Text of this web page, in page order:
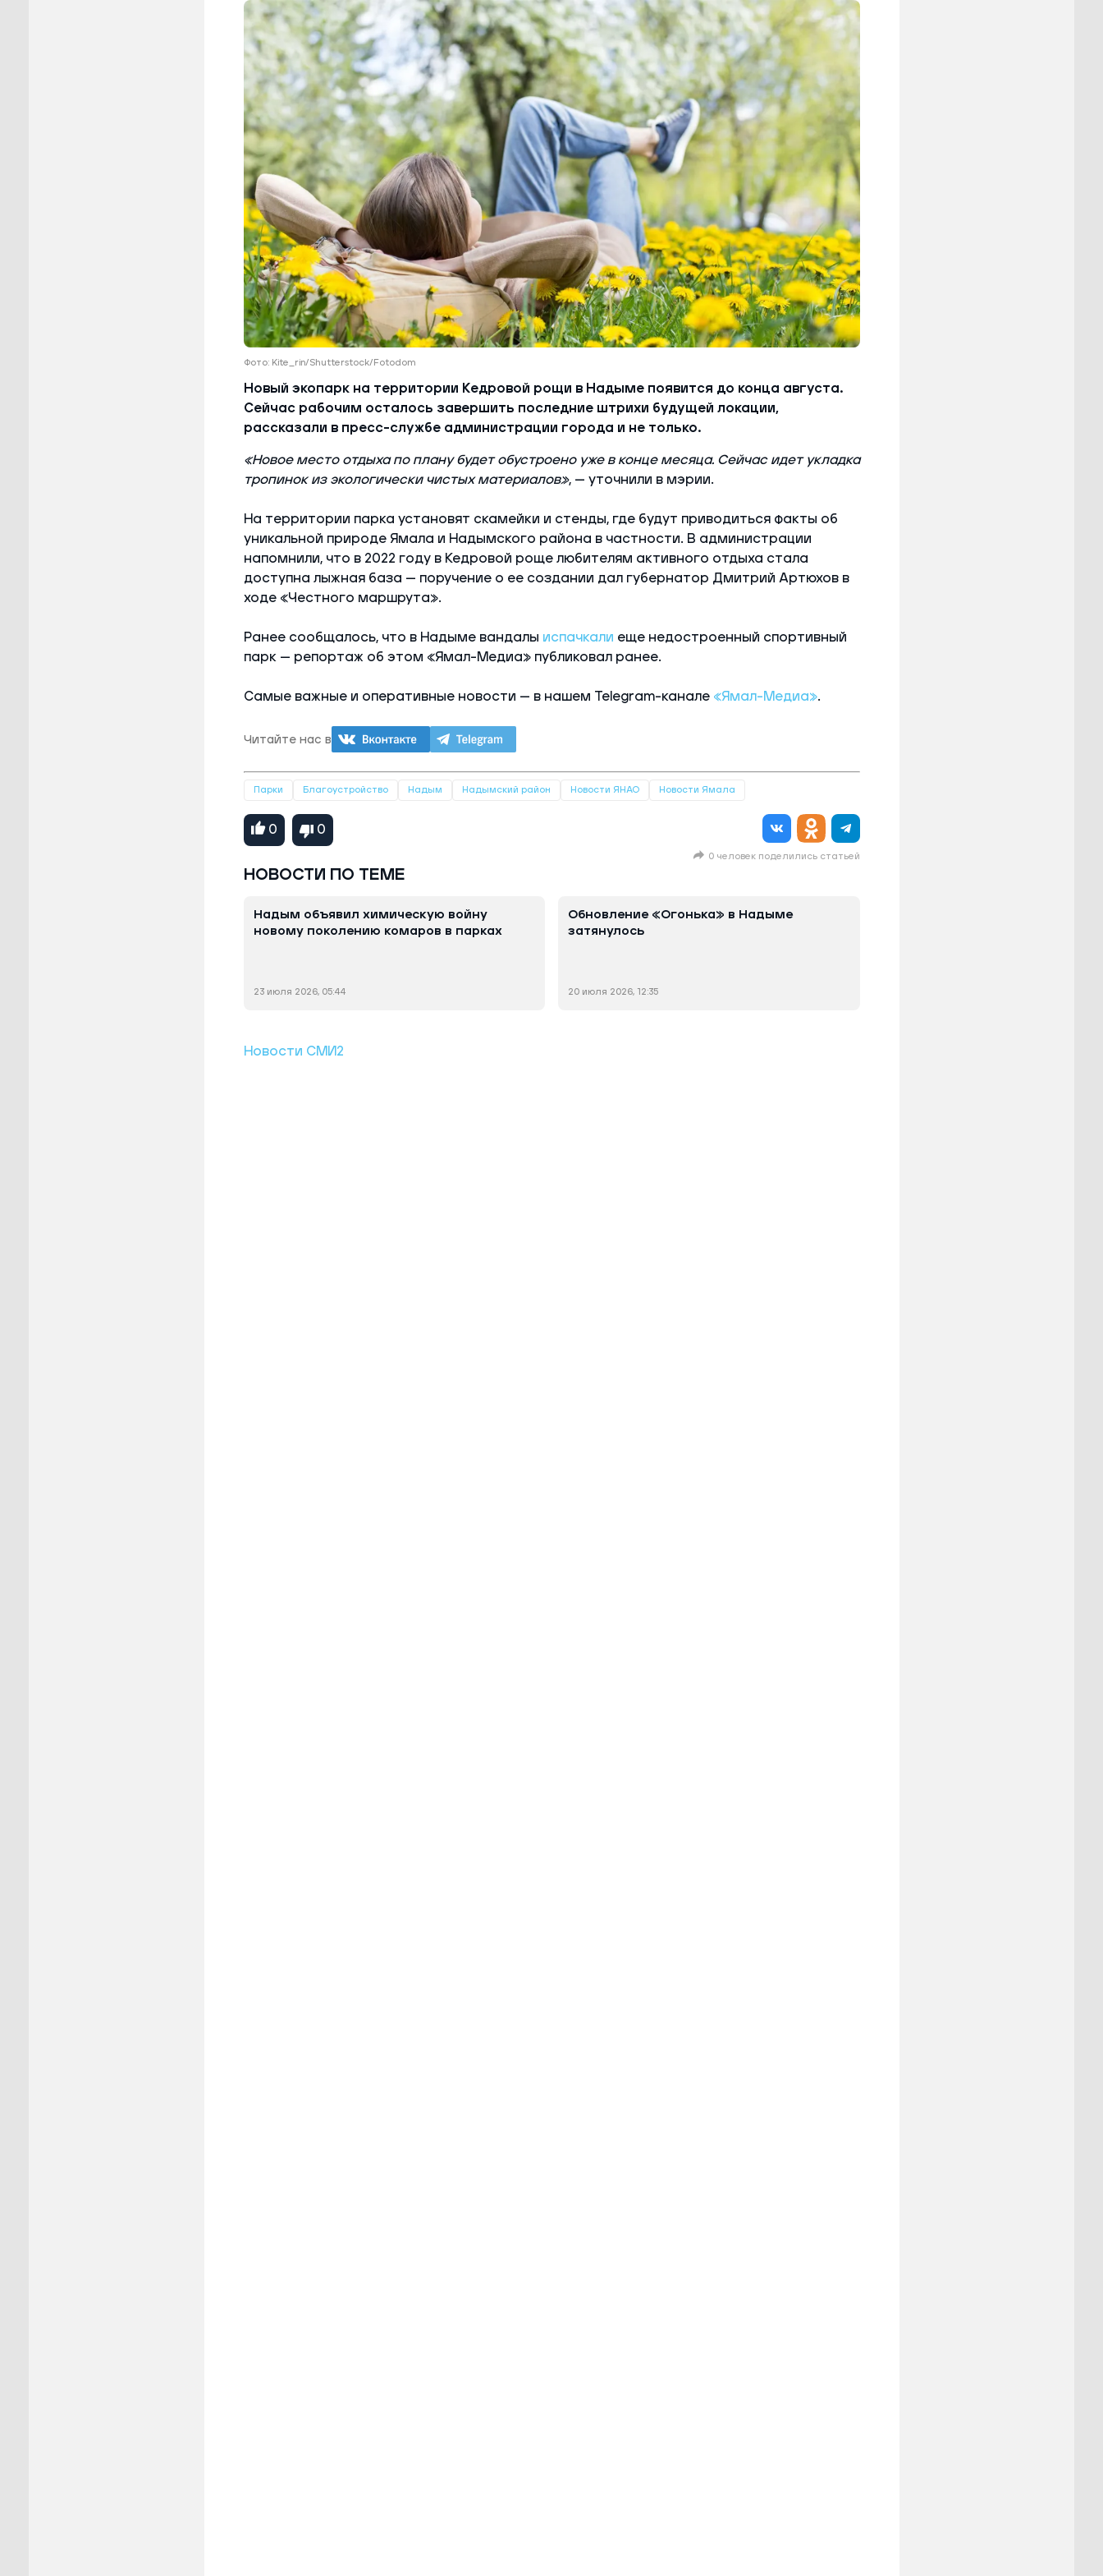
Пуровский район
Салехард
Тарко-Сале
Тазовский район
Шурышкарский район
Ямальский район
Фото: Kite_rin/Shutterstock/Fotodom
Новый экопарк на территории Кедровой рощи в Надыме появится до конца августа.
Сейчас рабочим осталось завершить последние штрихи будущей локации,
рассказали в пресс-службе администрации города и не только.
«Новое место отдыха по плану будет обустроено уже в конце месяца. Сейчас идет укладка
тропинок из экологически чистых материалов», — уточнили в мэрии.
На территории парка установят скамейки и стенды, где будут приводиться факты об
уникальной природе Ямала и Надымского района в частности. В администрации
напомнили, что в 2022 году в Кедровой роще любителям активного отдыха стала
доступна лыжная база — поручение о ее создании дал губернатор Дмитрий Артюхов в
ходе «Честного маршрута».
Ранее сообщалось, что в Надыме вандалы испачкали еще недостроенный спортивный
парк — репортаж об этом «Ямал-Медиа» публиковал ранее.
Самые важные и оперативные новости — в нашем Telegram-канале «Ямал-Медиа».
Читайте нас в
Парки Благоустройство Надым Надымский район Новости ЯНАО Новости Ямала
0 0
0 человек поделились статьей
НОВОСТИ ПО ТЕМЕ
Надым объявил химическую войну
новому поколению комаров в парках
23 июля 2026, 05:44
Обновление «Огонька» в Надыме
затянулось
20 июля 2026, 12:35
Новости СМИ2